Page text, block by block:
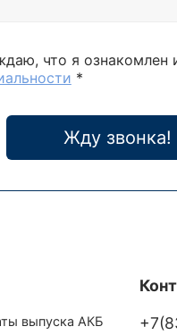
что я ознакомлен
*
Жду звонка!
выпуска АКБ